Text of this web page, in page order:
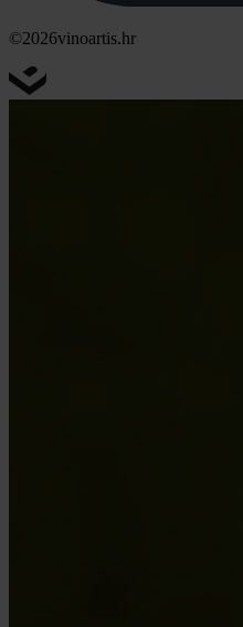
©2026vinoartis.hr